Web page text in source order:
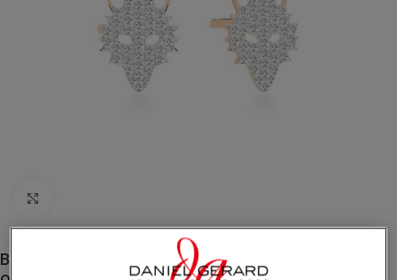
Boucles d’Oreilles Ginette NY Diamonds Wolf Studs